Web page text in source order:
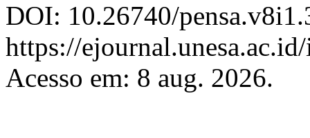
DOI: 10.26740/
https://
Acesso em: 8 aug. 2026.